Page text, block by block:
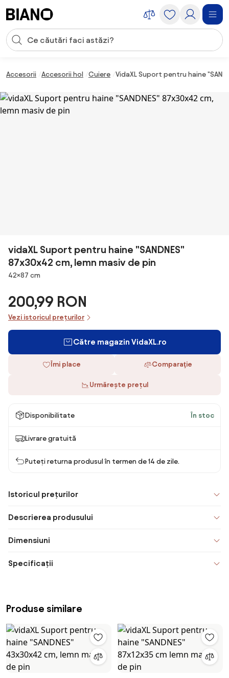
Introducerea căutării
Accesorii Accesorii hol Cuiere VidaXL Suport pentru haine
vidaXL Suport pentru haine "SANDNES"
87x30x42 cm, lemn masiv de pin
Dimensiuni
42×87 cm
200,99 RON
Vezi istoricul prețurilor
Către magazin VidaXL.ro
Îmi place Comparaţie
Urmărește prețul
Disponibilitate În stoc
Livrare gratuită
Puteți returna produsul în termen de 14 de zile.
Istoricul prețurilor
Descrierea produsului
Dimensiuni
Specificații
Produse similare